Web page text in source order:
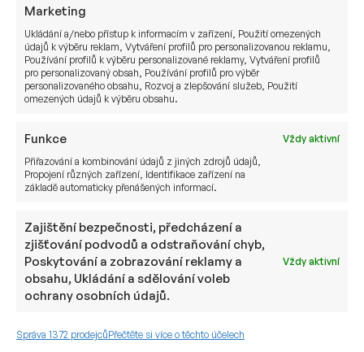
Marketing
Ukládání a/nebo přístup k informacím v zařízení, Použití omezených
údajů k výběru reklam, Vytváření profilů pro personalizovanou reklamu,
Používání profilů k výběru personalizované reklamy, Vytváření profilů
pro personalizovaný obsah, Používání profilů pro výběr
personalizovaného obsahu, Rozvoj a zlepšování služeb, Použití
omezených údajů k výběru obsahu.
Funkce
Vždy aktivní
Přiřazování a kombinování údajů z jiných zdrojů údajů,
Propojení různých zařízení, Identifikace zařízení na
základě automaticky přenášených informací.
Zajištění bezpečnosti, předcházení a
zjišťování podvodů a odstraňování chyb,
Poskytování a zobrazování reklamy a
obsahu, Ukládání a sdělování voleb
ochrany osobních údajů.
Vždy aktivní
Správa 1372 prodejcůPřečtěte si více o těchto účelech
Pokud chcete mít přístup ke strukturám, kde
vzniká skutečné bohatství.
A pokud vás zajímá strategické budování majetku
s dlouhodobou vizí…
kapitál – a mít po svém boku partnera, který vám
kapitálu v portfoliu?
Stáhněte si e-bookPrivate Equity v portfoliích
multimilionářů a zjistěte, jak funguje přístup
k neveřejným investičním příležitostem, které
🤝 Zajímá vás, jak by takové investice mohly